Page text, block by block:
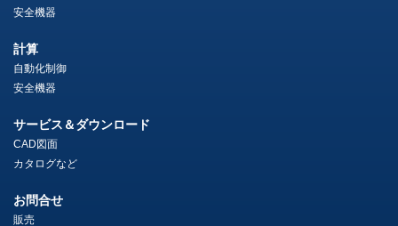
安全機器
計算
自動化制御
安全機器
サービス＆ダウンロード
CAD図面
カタログなど
お問合せ
販売